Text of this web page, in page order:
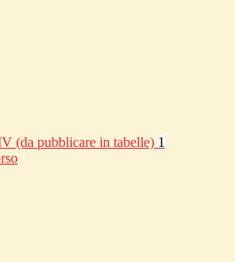
(da pubblicare in tabelle) 1